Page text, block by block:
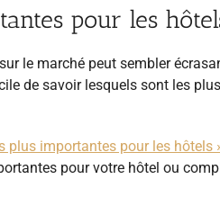
pour les
le marché peut sembler
de savoir lesquels sont les
plus importantes pour les hôtels
pour votre hôtel ou